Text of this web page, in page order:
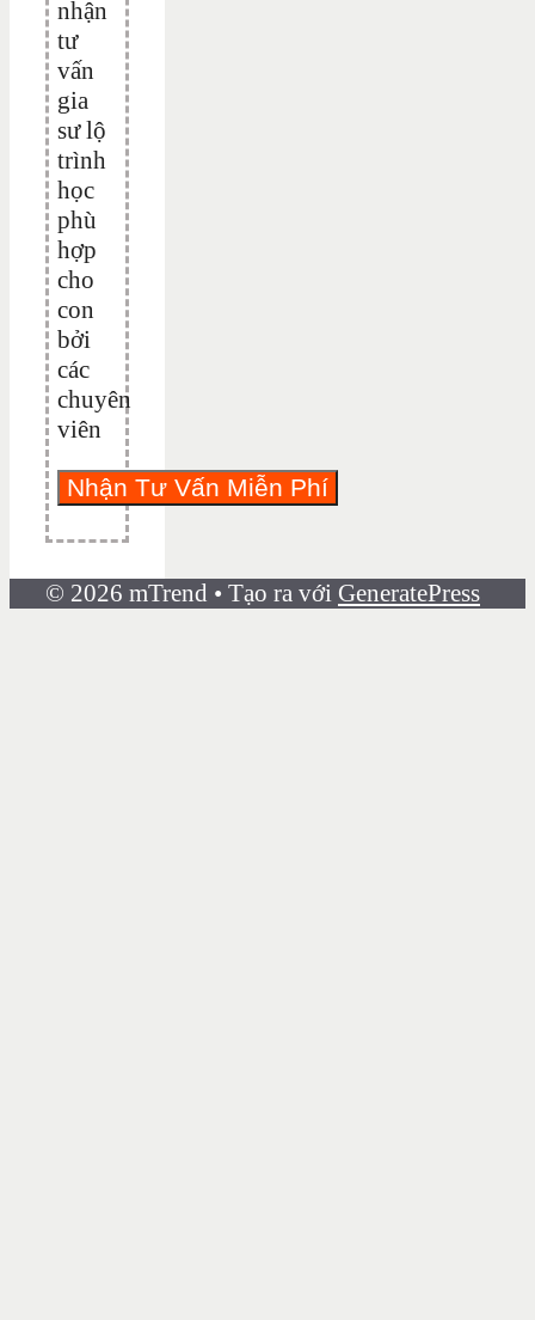
nhận
tư
vấn
gia
sư lộ
trình
học
phù
hợp
cho
con
bởi
các
chuyên
viên
© 2026 mTrend • Tạo ra với GeneratePress